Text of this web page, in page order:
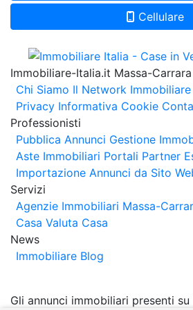
Cellulare
Immobiliare-Italia.it Massa-Carrara
Chi Siamo Il Network
Privacy Informativa Cookie
Professionisti
Pubblica Annunci Gestione
Aste Immobiliari Portali Partner
Importazione Annunci da Sito
Servizi
Agenzie Immobiliari Massa-
Casa Valuta Casa
News
Immobiliare Blog
Gli annunci immobiliari presenti